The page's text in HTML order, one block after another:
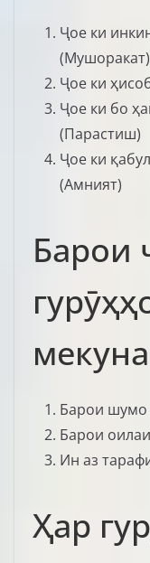
Ҷое ки
(Мушоракат)
Ҷое ки
Ҷое ки бо
(Парастиш)
Ҷое ки
(Амният)
Барои
Барои шумо
Барои
Ин аз
Ҳар